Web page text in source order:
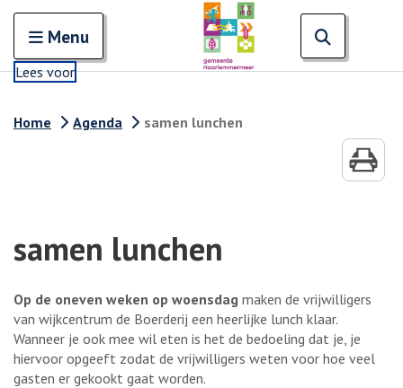
Open en sluit het
Menu
Lees voor
Home Agenda samen lunchen
samen lunchen
Op de oneven weken op woensdag maken de vrijwilligers
van wijkcentrum de Boerderij een heerlijke lunch klaar.
Wanneer je ook mee wil eten is het de bedoeling dat je, je
hiervoor opgeeft zodat de vrijwilligers weten voor hoe veel
gasten er gekookt gaat worden.